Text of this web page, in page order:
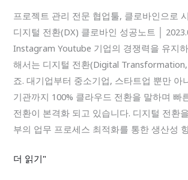
프로젝트 관리 전문 협업툴, 클로바인으로
디지털 전환(DX) 클로바인 성공노트 │
Instagram Youtube 기업의 경쟁력을 유지
해서는 디지털 전환(Digital
죠. 대기업부터 중소기업, 스타트업 뿐만 아
기관까지 100% 클라우드 전환을 말하며 빠
전환이 본격화 되고 있습니다. 디지털 전환
부의 업무 프로세스 최적화를 통한 생산성
업
툴,
클
로
바
인
으
로
업
더 읽기"